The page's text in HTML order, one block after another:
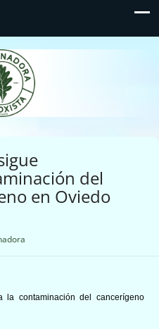
Ecoloxista
del
en Oviedo
la contaminación del cancerígeno